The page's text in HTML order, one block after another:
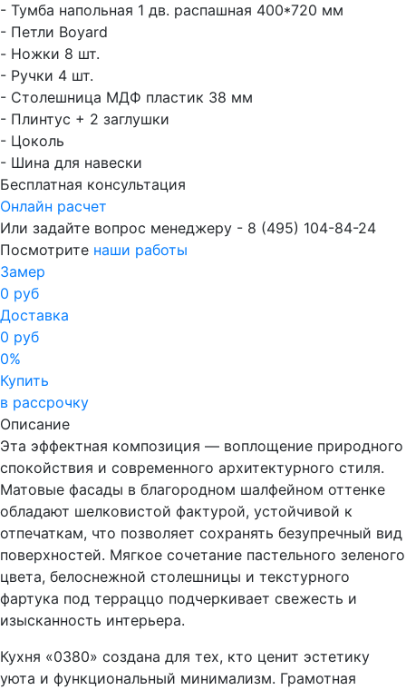
- Тумба напольная 1 дв. распашная 400*720 мм
- Петли Boyard
- Ножки 8 шт.
- Ручки 4 шт.
- Столешница МДФ пластик 38 мм
- Плинтус + 2 заглушки
- Цоколь
- Шина для навески
Бесплатная консультация
Онлайн расчет
Или задайте вопрос менеджеру - 8 (495) 104-84-24
Посмотрите наши работы
Замер
0 руб
Доставка
0 руб
0%
Купить
в рассрочку
Описание
Эта эффектная композиция — воплощение природного
спокойствия и современного архитектурного стиля.
Матовые фасады в благородном шалфейном оттенке
обладают шелковистой фактурой, устойчивой к
отпечаткам, что позволяет сохранять безупречный вид
поверхностей. Мягкое сочетание пастельного зеленого
цвета, белоснежной столешницы и текстурного
фартука под терраццо подчеркивает свежесть и
изысканность интерьера.
Кухня «0380» создана для тех, кто ценит эстетику
уюта и функциональный минимализм. Грамотная